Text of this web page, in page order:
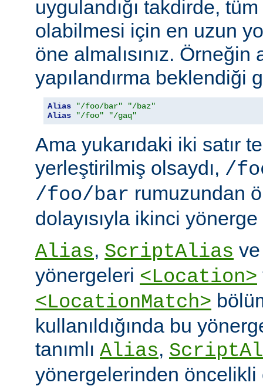
uygulandığı takdirde,
olabilmesi için en uzun
öne almalısınız. Örneğin
yapılandırma beklendiği
Alias "/foo/bar"
"/baz"
Alias
"/foo" "/gaq"
Ama yukarıdaki iki satır
yerleştirilmiş olsaydı, /
/foo/bar rumuzundan
dolayısıyla ikinci yönerge
Alias, ScriptAlias
yönergeleri <Location>
<LocationMatch>
kullanıldığında bu
tanımlı Alias,
yönergelerinden öncelikli